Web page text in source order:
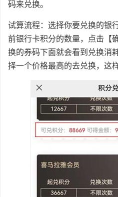
码来兑换。
试算流程：选择你要兑换的银
前银行卡积分的数量，点击【
换的券码下面就会看到兑换消
择一个价格最高的去兑换，这